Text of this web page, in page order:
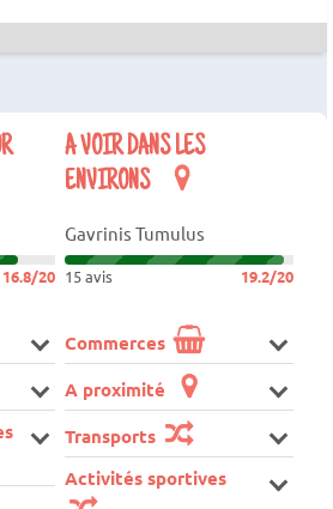
16.8/20
A VOIR DANS LES
ENVIRONS
Gavrinis Tumulus
15 avis 19.2/20
Commerces
A proximité
Transports
Activités sportives